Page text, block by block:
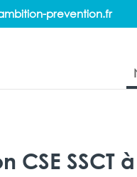
prevention.fr
CSE SSCT